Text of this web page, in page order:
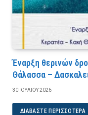
Έναρξη θερινών
Θάλασσα –
30 ΙΟΥΛΊΟΥ 2026
ΔΙΑΒΆΣΤΕ ΠΕΡΙΣΣΌΤΕΡΑ